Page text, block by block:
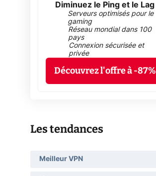
Diminuez le Ping et le Lag
Serveurs optimisés pour le
gaming
Réseau mondial dans 100
pays
Connexion sécurisée et
privée
Découvrez l'offre à -87%
Les tendances
Meilleur VPN